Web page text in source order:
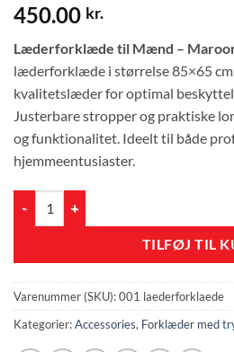
450.00 kr.
Læderforklæde til Mænd –
læderforklæde i størrelse 85×65
kvalitetslæder for optimal
Justerbare stropper og praktiske
og funktionalitet. Ideelt til både
hjemmeentusiaster.
TILFØJ TIL
Varenummer (SKU):001 laederforklaede
Kategorier:Accessories, Forklæder med